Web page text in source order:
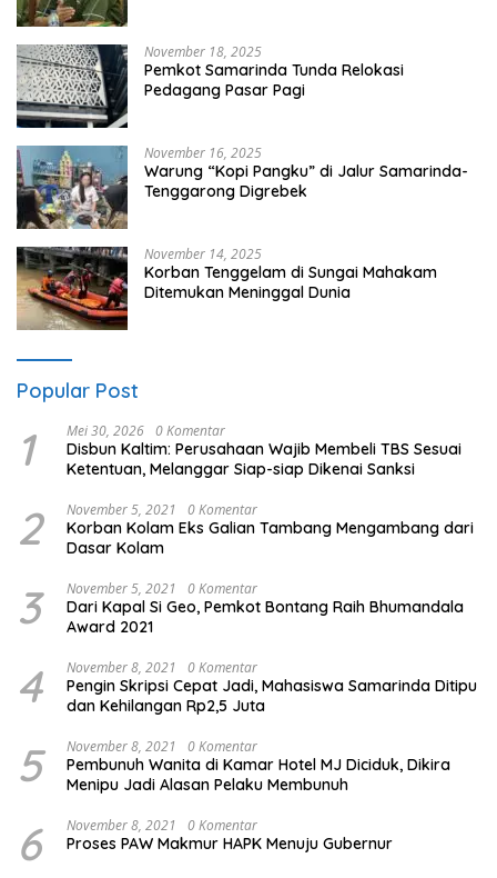
November 18, 2025
Pemkot Samarinda Tunda Relokasi
Pedagang Pasar Pagi
November 16, 2025
Warung “Kopi Pangku” di Jalur Samarinda-
Tenggarong Digrebek
November 14, 2025
Korban Tenggelam di Sungai Mahakam
Ditemukan Meninggal Dunia
Popular Post
1 Mei 30, 2026 0 Komentar
Disbun Kaltim: Perusahaan Wajib Membeli TBS Sesuai
Ketentuan, Melanggar Siap-siap Dikenai Sanksi
2 November 5, 2021 0 Komentar
Korban Kolam Eks Galian Tambang Mengambang dari
Dasar Kolam
3 November 5, 2021 0 Komentar
Dari Kapal Si Geo, Pemkot Bontang Raih Bhumandala
Award 2021
4 November 8, 2021 0 Komentar
Pengin Skripsi Cepat Jadi, Mahasiswa Samarinda Ditipu
dan Kehilangan Rp2,5 Juta
5 November 8, 2021 0 Komentar
Pembunuh Wanita di Kamar Hotel MJ Diciduk, Dikira
Menipu Jadi Alasan Pelaku Membunuh
6 November 8, 2021 0 Komentar
Proses PAW Makmur HAPK Menuju Gubernur